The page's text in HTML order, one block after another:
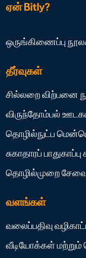
ஏன் Bitly?
ஒருங்கிணைப்பு
தீர்வுகள்
சில்லறை விற்பனை
விருந்தோம்பல்
தொழில்நுட்ப
சுகாதாரப் பாதுகாப்பு
தொழில்முறை
வளங்கள்
வலைப்பதிவு
வீடியோக்கள் மற்றும்